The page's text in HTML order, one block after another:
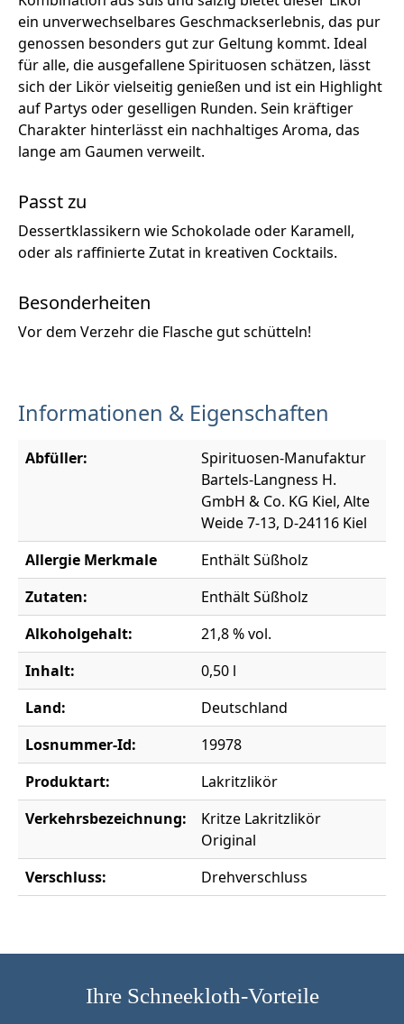
ein unverwechselbares Geschmackserlebnis, das pur
genossen besonders gut zur Geltung kommt. Ideal
für alle, die ausgefallene Spirituosen schätzen, lässt
sich der Likör vielseitig genießen und ist ein Highlight
auf Partys oder geselligen Runden. Sein kräftiger
Charakter hinterlässt ein nachhaltiges Aroma, das
lange am Gaumen verweilt.
Passt zu
Dessertklassikern wie Schokolade oder Karamell,
oder als raffinierte Zutat in kreativen Cocktails.
Besonderheiten
Vor dem Verzehr die Flasche gut schütteln!
Informationen & Eigenschaften
Abfüller:
Spirituosen-Manufaktur
Bartels-Langness H.
GmbH & Co. KG Kiel, Alte
Weide 7-13, D-24116 Kiel
Allergie Merkmale
Enthält Süßholz
Zutaten:
Enthält Süßholz
Alkoholgehalt:
21,8 % vol.
Inhalt:
0,50 l
Land:
Deutschland
Losnummer-Id:
19978
Produktart:
Lakritzlikör
Verkehrsbezeichnung:
Kritze Lakritzlikör
Original
Verschluss:
Drehverschluss
Ihre Schneekloth-Vorteile